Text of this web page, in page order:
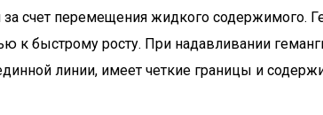
счет перемещения жидкого
к быстрому росту. При надавливании
линии, имеет четкие границы и